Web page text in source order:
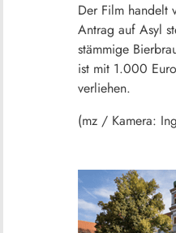
Der Film handelt
Antrag auf Asyl
stämmige
ist mit 1.000
verliehen.
(mz / Kamera: